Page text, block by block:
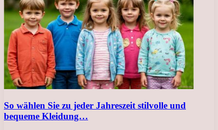
So wählen Sie zu jeder Jahreszeit stilvolle und
bequeme Kleidung…